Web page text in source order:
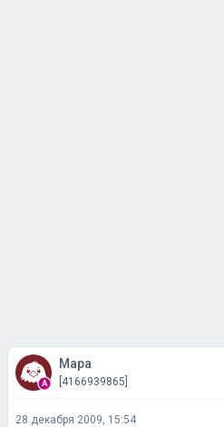
Мара
[4166939865]
28 декабря 2009, 15:54